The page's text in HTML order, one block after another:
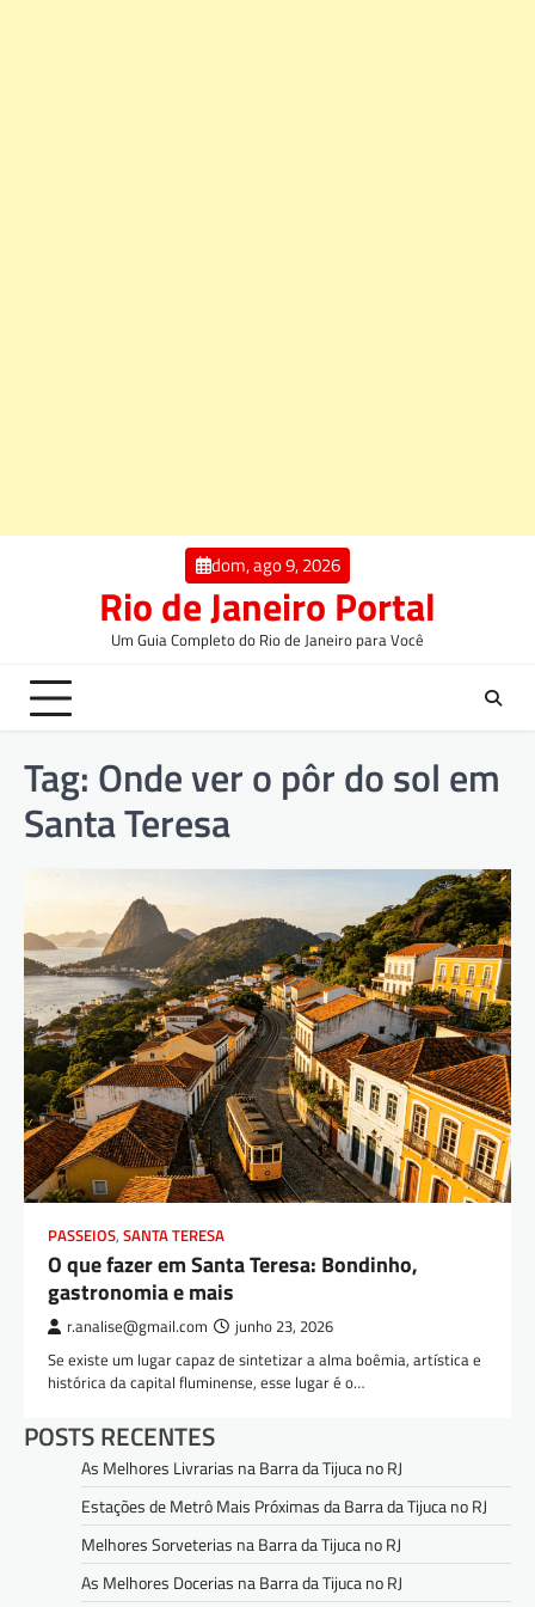
dom, ago 9, 2026
Rio de Janeiro Portal
Um Guia Completo do Rio de Janeiro para Você
Tag: Onde ver o pôr do sol em
Santa Teresa
PASSEIOS, SANTA TERESA
O que fazer em Santa Teresa: Bondinho,
gastronomia e mais
r.analise@gmail.com junho 23, 2026
Se existe um lugar capaz de sintetizar a alma boêmia, artística e
histórica da capital fluminense, esse lugar é o…
POSTS RECENTES
As Melhores Livrarias na Barra da Tijuca no RJ
Estações de Metrô Mais Próximas da Barra da Tijuca no RJ
Melhores Sorveterias na Barra da Tijuca no RJ
As Melhores Docerias na Barra da Tijuca no RJ